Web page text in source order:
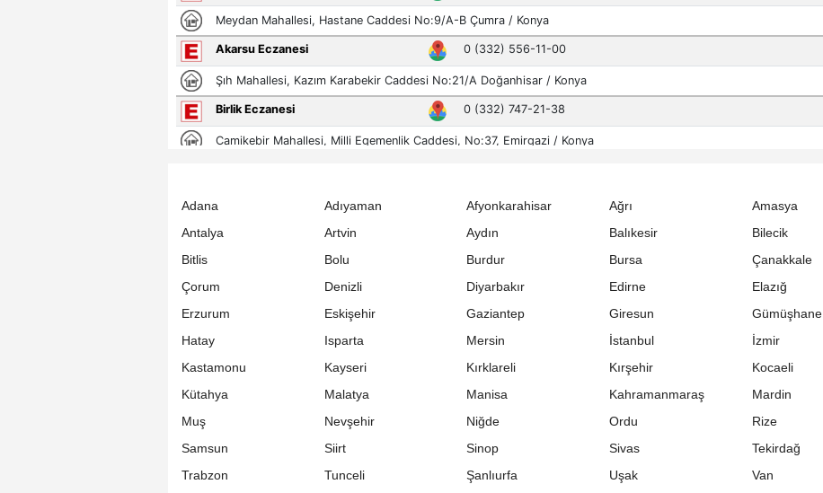
Adana Adıyaman Afyonkarahisar Ağrı Amasya
Antalya
Artvin Aydın Balıkesir Bilecik
Bitlis
Bolu Burdur Bursa Çanakkale
Çorum
Denizli Diyarbakır Edirne Elazığ
Erzurum
Eskişehir Gaziantep Giresun Gümüşhane
Hatay
Isparta Mersin İstanbul İzmir
Kastamonu
Kayseri Kırklareli Kırşehir Kocaeli
Kütahya
Malatya Manisa Kahramanmaraş Mardin
Muş
Nevşehir Niğde Ordu Rize
Samsun
Siirt Sinop Sivas Tekirdağ
Trabzon
Tunceli Şanlıurfa Uşak Van